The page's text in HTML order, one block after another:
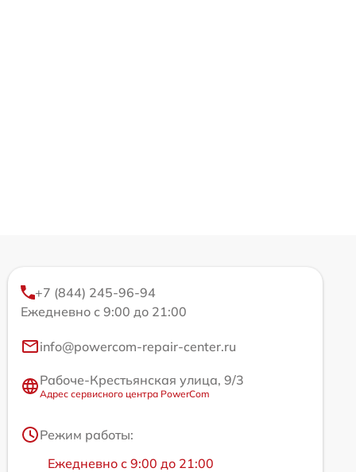
+7 (844) 245-96-94
Ежедневно с 9:00 до 21:00
info@powercom-repair-center.ru
Рабоче-Крестьянская улица, 9/3
Адрес сервисного центра PowerCom
Режим работы:
Ежедневно с 9:00 до 21:00